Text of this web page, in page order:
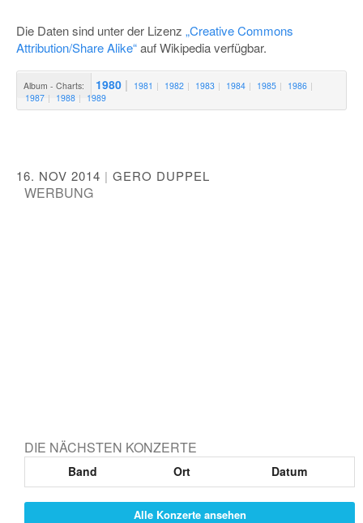
Die Daten sind unter der Lizenz „Creative Commons
Attribution/Share Alike“auf Wikipedia verfügbar.
Album - Charts: 1980 1981 1982 1983 1984 1985
1986
1987
1988 1989
16. NOV 2014 | GERO DUPPEL
WERBUNG
DIE NÄCHSTEN KONZERTE
Band Ort Datum
Alle Konzerte ansehen